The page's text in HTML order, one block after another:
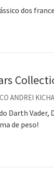
dos
ANDREI
Darth Vader,
de peso!